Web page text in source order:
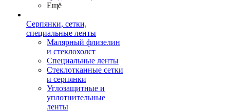
Ещё
Серпянки, сетки,
специальные ленты
Малярный флизелин
и стеклохолст
Специальные ленты
Стеклотканные сетки
и серпянки
Углозащитные и
уплотнительные
ленты